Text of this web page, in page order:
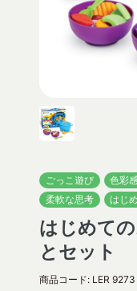
ごっこ遊び 色彩
柔軟な思考
はじ
はじめて
とセット
商品コード: LER 9273